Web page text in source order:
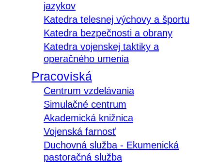
jazykov
Katedra telesnej výchovy a športu
Katedra bezpečnosti a obrany
Katedra vojenskej taktiky a
operačného umenia
Pracoviská
Centrum vzdelávania
Simulačné centrum
Akademická knižnica
Vojenská farnosť
Duchovná služba - Ekumenická
pastoračná služba